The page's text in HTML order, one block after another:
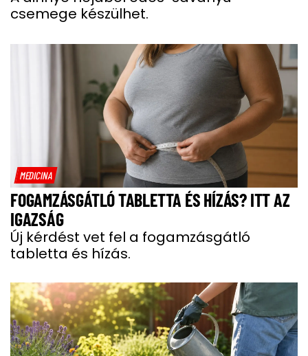
csemege készülhet.
MEDICINA
FOGAMZÁSGÁTLÓ TABLETTA ÉS HÍZÁS? ITT AZ
IGAZSÁG
Új kérdést vet fel a fogamzásgátló
tabletta és hízás.